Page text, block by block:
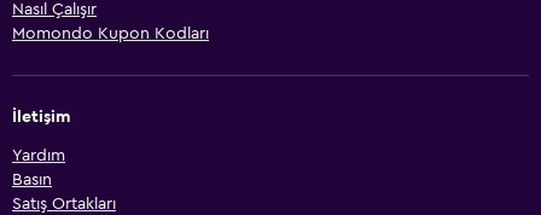
Nasıl Çalışır
Momondo Kupon Kodları
İletişim
Yardım
Basın
Satış Ortakları